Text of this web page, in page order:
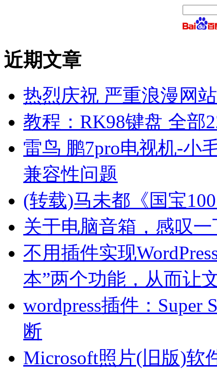
近期文章
热烈庆祝 严重浪漫网
教程：RK98键盘 全部
雷鸟 鹏7pro电视机-小
兼容性问题
(转载)马未都《国宝
关于电脑音箱，感叹
不用插件实现
本”两个功能，从而让
wordpress插件：
断
Microsoft照片(旧版)软